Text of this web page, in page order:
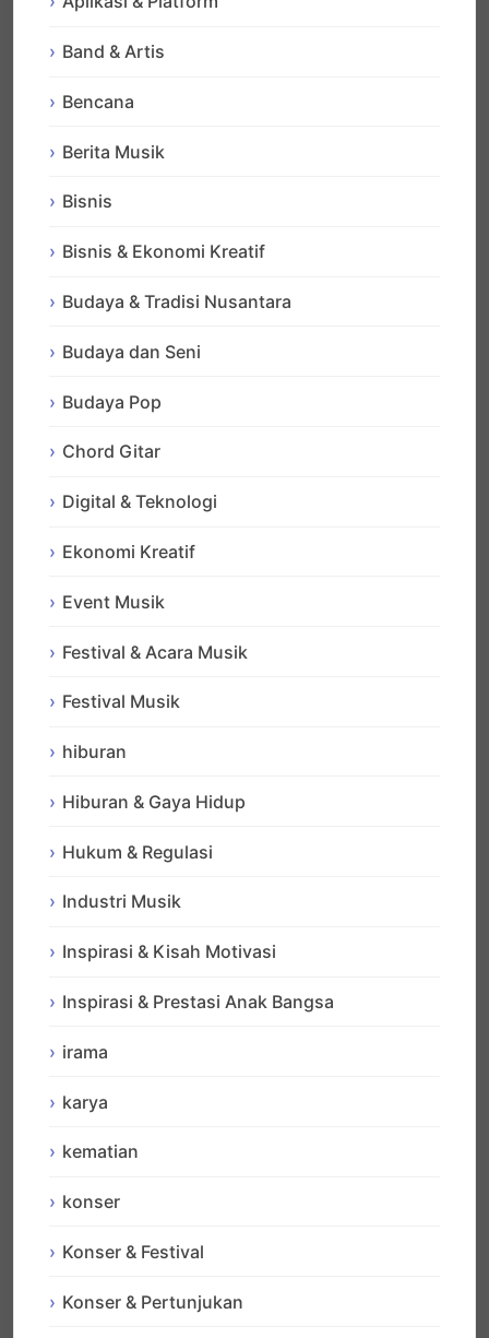
Band & Artis
Bencana
Berita Musik
Bisnis
Bisnis & Ekonomi Kreatif
Budaya & Tradisi Nusantara
Budaya dan Seni
Budaya Pop
Chord Gitar
Digital & Teknologi
Ekonomi Kreatif
Event Musik
Festival & Acara Musik
Festival Musik
hiburan
Hiburan & Gaya Hidup
Hukum & Regulasi
Industri Musik
Inspirasi & Kisah Motivasi
Inspirasi & Prestasi Anak Bangsa
irama
karya
kematian
konser
Konser & Festival
Konser & Pertunjukan